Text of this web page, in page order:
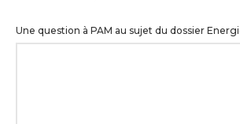
Une question à PAM au sujet du dossier